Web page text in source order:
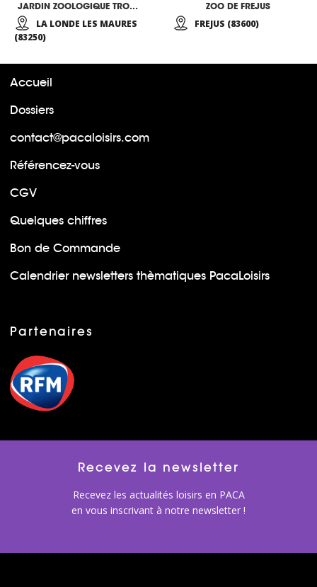
JARDIN ZOOLOGIQUE TROPICAL
LA LONDE LES MAURES
(83250)
ZOO DE FREJUS
FREJUS (83600)
Accueil
Dossiers
contact@pacaloisirs.com
Référencez-vous
CGV
Quelques chiffres
Bon de Commande
Calendrier newsletters thèmatiques PacaLoisirs
Partenaires
Recevez la newsletter
Recevez les actualités loisirs en PACA
en vous inscrivant à notre newsletter !